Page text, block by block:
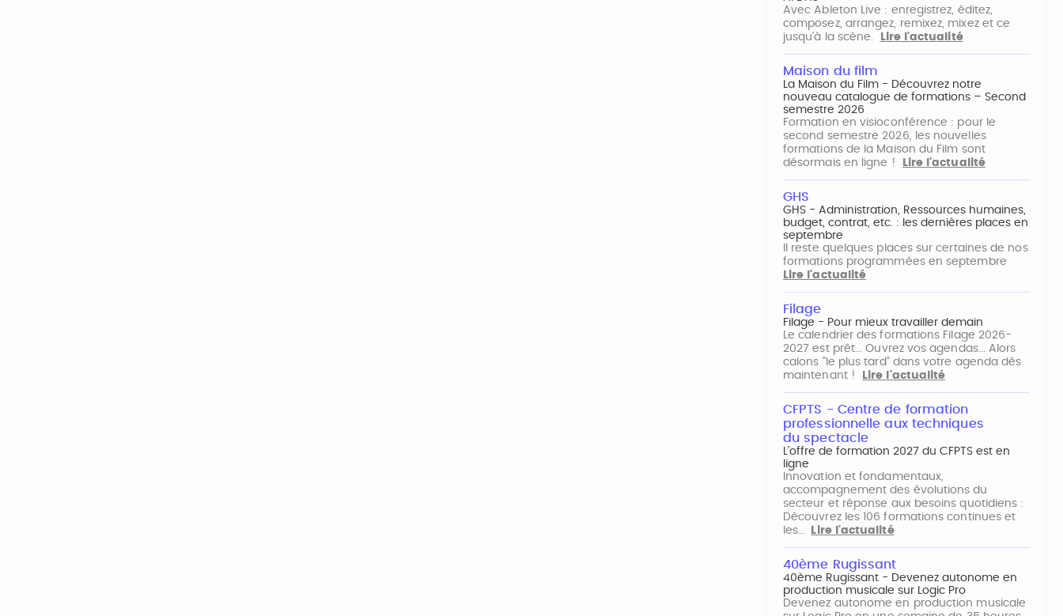
Avec Ableton Live : enregistrez, éditez,
composez, arrangez, remixez, mixez et ce
jusqu'à la scène.
Lire l'actualité
Maison du film
La Maison du Film - Découvrez notre
nouveau catalogue de formations – Second
semestre 2026
Formation en visioconférence : pour le
second semestre 2026, les nouvelles
formations de la Maison du Film sont
désormais en ligne !
Lire l'actualité
GHS
GHS - Administration, Ressources humaines,
budget, contrat, etc. : les dernières places en
septembre
Il reste quelques places sur certaines de nos
formations programmées en septembre
Lire l'actualité
Filage
Filage - Pour mieux travailler demain
Le calendrier des formations Filage 2026-
2027 est prêt... Ouvrez vos agendas... Alors
calons "le plus tard" dans votre agenda dès
maintenant !
Lire l'actualité
CFPTS - Centre de formation
professionnelle aux techniques
du spectacle
L’offre de formation 2027 du CFPTS est en
ligne
Innovation et fondamentaux,
accompagnement des évolutions du
secteur et réponse aux besoins quotidiens :
Découvrez les 106 formations continues et
les…
Lire l'actualité
40ème Rugissant
40ème Rugissant - Devenez autonome en
production musicale sur Logic Pro
Devenez autonome en production musicale